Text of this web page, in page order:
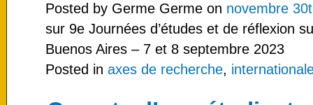
Posted by Germe Germe on novembre
sur 9e Journées d’études et de réflexion
Buenos Aires – 7 et 8 septembre 2023
Posted in axes de recherche,